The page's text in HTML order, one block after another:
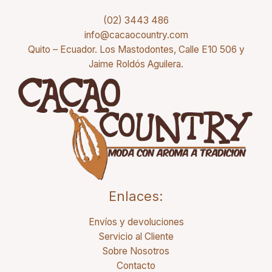
(02) 3443 486
info@cacaocountry.com
Quito – Ecuador. Los Mastodontes, Calle E10 506 y
Jaime Roldós Aguilera.
Enlaces:
Envíos y devoluciones
Servicio al Cliente
Sobre Nosotros
Contacto